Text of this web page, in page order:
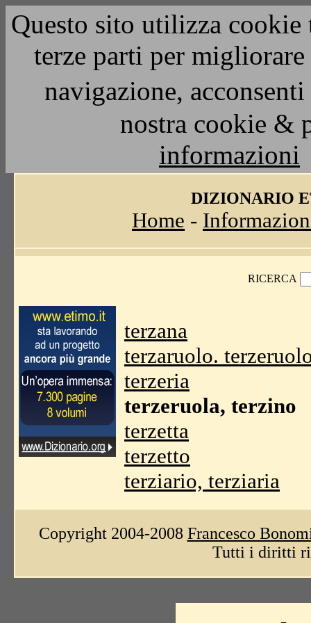
Questo sito utilizza
terze parti per
navigazione,
nostra cookie &
informazioni
DIZIONARIO
Home -
RICERCA
terzana
terzaruolo.
terzeria
terzeruola, terzino
terzetta
terzetto
terziario, terziaria
Copyright 2004-2008 Francesco
Tutti i diritti